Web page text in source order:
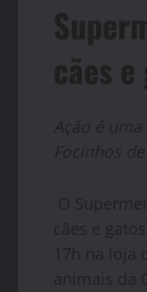
cães
Ação é
Focinhos de
O
cães e
17h na loja
animais da